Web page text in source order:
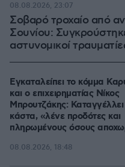
Σοβαρό τροχαίο από
Σουνίου:
αστυνομικοί
08.08.2026, 23:07
Εγκαταλείπει το κόμμα
και ο επιχειρηματίας Νίκος
Μπρουτζάκης: Καταγγέλλει
κάστα, «λένε προδότες και
πληρωμένους όσους
08.08.2026, 18:48